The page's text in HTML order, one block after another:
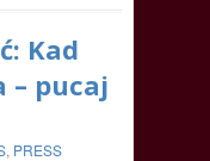
Kad
– pucaj
, PRESS